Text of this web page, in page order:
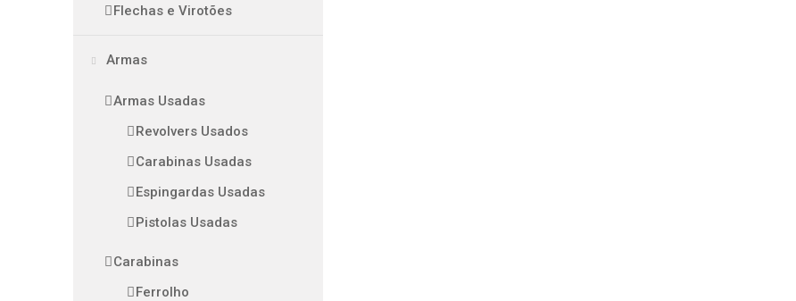
Flechas e Virotões
Armas
Armas Usadas
Revolvers Usados
Carabinas Usadas
Espingardas Usadas
Pistolas Usadas
Carabinas
Ferrolho